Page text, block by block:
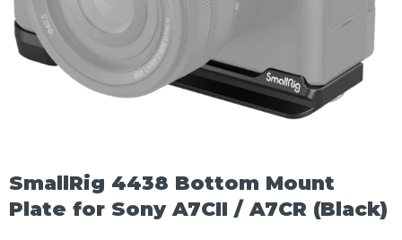
SmallRig 4438 Bottom Mount
Plate for Sony A7CII / A7CR (Black)